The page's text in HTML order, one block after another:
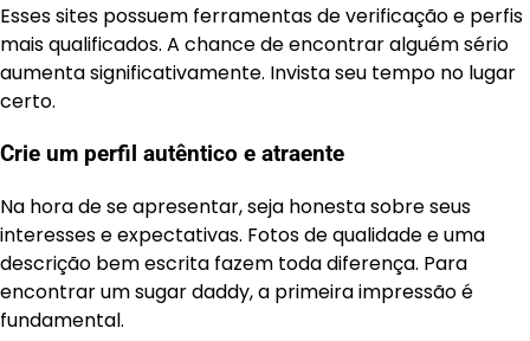
Esses sites possuem ferramentas de verificação e perfis
mais qualificados. A chance de encontrar alguém sério
aumenta significativamente. Invista seu tempo no lugar
certo.
Crie um perfil autêntico e atraente
Na hora de se apresentar, seja honesta sobre seus
interesses e expectativas. Fotos de qualidade e uma
descrição bem escrita fazem toda diferença. Para
encontrar um sugar daddy, a primeira impressão é
fundamental.